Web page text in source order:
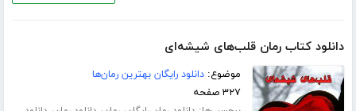
دانلود کتاب رمان قلب‌های شیشه‌ای
موضوع:دانلود رایگان بهترین رمان‌ها
۳۲۷ صفحه